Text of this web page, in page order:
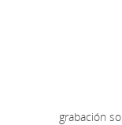
grabación